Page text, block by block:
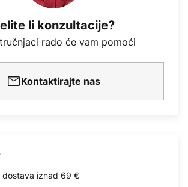
li konzultacije?
rado će vam pomoći
Kontaktirajte nas
dostava iznad 69 €